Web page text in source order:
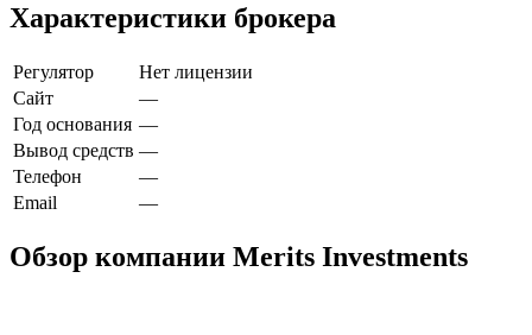
Характеристики брокера
Регулятор
Нет лицензии
Сайт
—
Год основания —
Вывод средств —
Телефон
—
Email
—
Обзор компании Merits Investments